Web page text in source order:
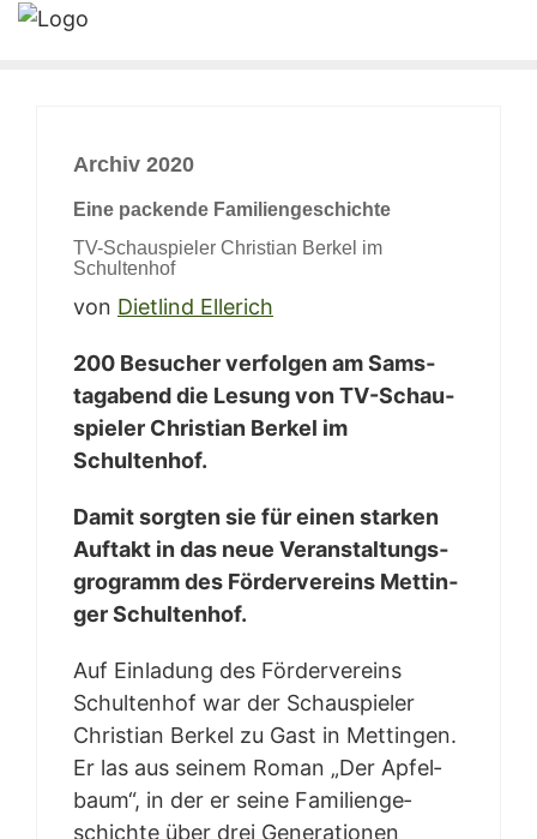
Archiv 2020
Eine packen­de Familiengeschichte
TV-Schau­spie­ler Chris­ti­an Ber­kel im
Schultenhof
von Diet­lind Ellerich
200 Besu­cher ver­fol­gen am Sams­
tag­abend die Lesung von TV-Schau­
spie­ler Chris­ti­an Ber­kel im
Schultenhof.
Damit sorg­ten sie für einen star­ken
Auf­takt in das neue Ver­an­stal­tungs­
gro­gramm des För­der­ver­eins Mett­in­
ger Schultenhof.
Auf Ein­la­dung des För­der­ver­eins
Schul­ten­hof war der Schau­spie­ler
Chris­ti­an Ber­kel zu Gast in Mett­in­gen.
Er las aus sei­nem Roman „Der Apfel­
baum“, in der er sei­ne Fami­li­en­ge­
schich­te über drei Gene­ra­tio­nen